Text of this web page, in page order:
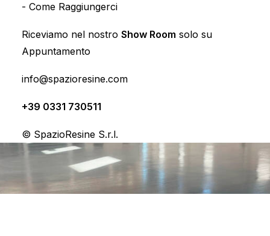
- Come Raggiungerci
Riceviamo nel nostro Show Room solo su
Appuntamento
info@spazioresine.com
+39 0331 730511
© SpazioResine S.r.l.
Pavimenti in Resina per Capannoni